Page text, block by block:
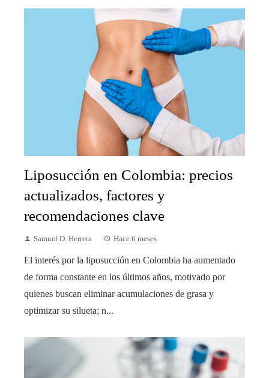
Liposucción en Colombia: precios
actualizados, factores y
recomendaciones clave
Samuel D. Herrera Hace 6 meses
El interés por la liposucción en Colombia ha aumentado
de forma constante en los últimos años, motivado por
quienes buscan eliminar acumulaciones de grasa y
optimizar su silueta; n...